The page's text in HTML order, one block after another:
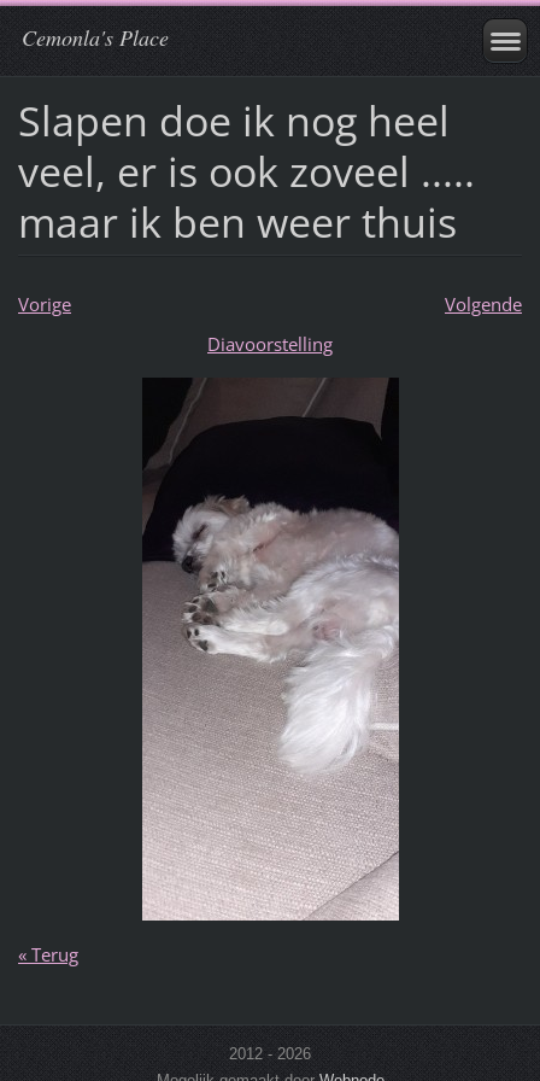
Cemonla's Place
Slapen doe ik nog heel
veel, er is ook zoveel .....
maar ik ben weer thuis
Vorige
Volgende
Diavoorstelling
« Terug
2012 - 2026